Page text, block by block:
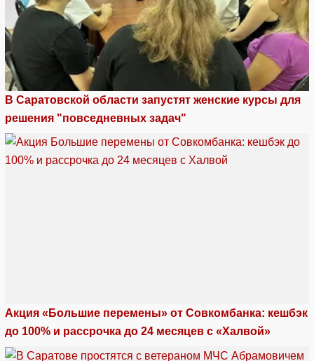
В Саратовской области запустят женские курсы для
решения "повседневных задач"
Акция «Большие перемены» от Совкомбанка: кешбэк
до 100% и рассрочка до 24 месяцев с «Халвой»